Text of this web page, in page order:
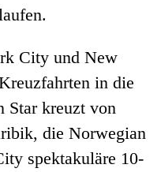
City und New
in die
Star kreuzt von
die Norwegian
spektakuläre 10-